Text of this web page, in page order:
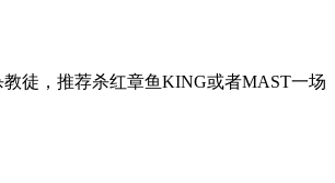
徒，推荐杀红章鱼KING或者MAST一场